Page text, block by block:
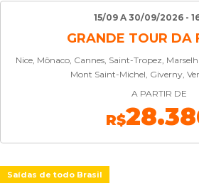
15/09 A 30/09/2026 -
GRANDE TOUR DA
Nice, Mônaco, Cannes, Saint-Tropez,
Mont Saint-Michel, Giverny,
A PARTIR DE
R$
Saídas de todo Brasil